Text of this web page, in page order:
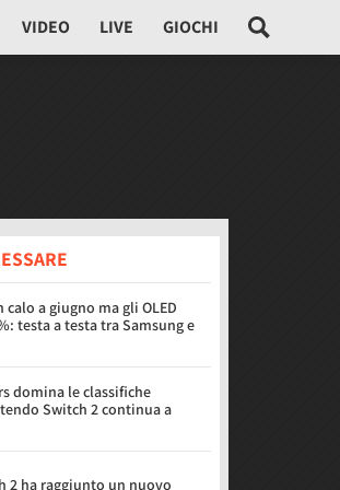
VIDEO LIVE GIOCHI
a giugno ma gli OLED
testa a testa tra Samsung e
domina le classifiche
Switch 2 continua a
2 ha raggiunto un nuovo